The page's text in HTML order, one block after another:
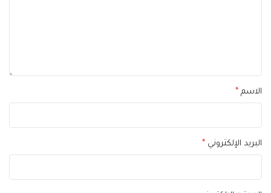
الاسم *
البريد الإلكتروني *